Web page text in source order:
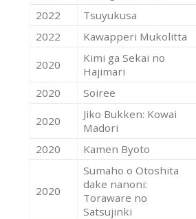
2022
Tsuyukusa
2022
Kawapperi Mukolitta
2020
Kimi ga Sekai no
Hajimari
2020 Soiree
2020
Jiko Bukken: Kowai
Madori
2020
Kamen Byoto
2020
Sumaho o Otoshita
dake nanoni:
Toraware no
Satsujinki